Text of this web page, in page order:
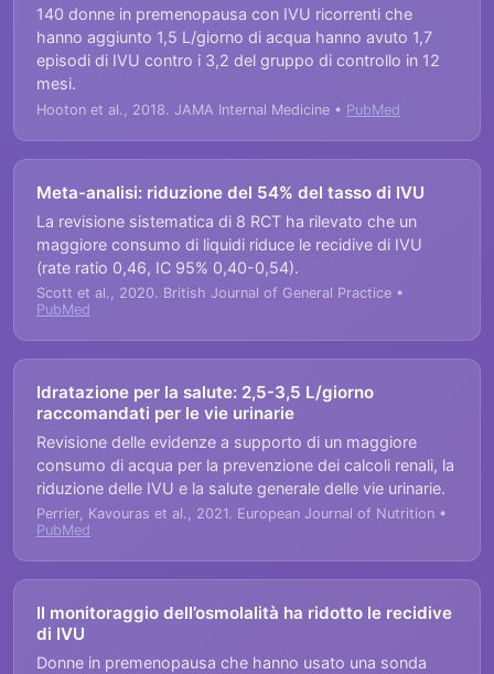
140 donne in premenopausa con IVU ricorrenti che
hanno aggiunto 1,5 L/giorno di acqua hanno avuto 1,7
episodi di IVU contro i 3,2 del gruppo di controllo in 12
mesi.
Hooton et al., 2018. JAMA Internal Medicine • PubMed
Meta-analisi: riduzione del 54% del tasso di IVU
La revisione sistematica di 8 RCT ha rilevato che un
maggiore consumo di liquidi riduce le recidive di IVU
(rate ratio 0,46, IC 95% 0,40-0,54).
Scott et al., 2020. British Journal of General Practice •
PubMed
Idratazione per la salute: 2,5-3,5 L/giorno
raccomandati per le vie urinarie
Revisione delle evidenze a supporto di un maggiore
consumo di acqua per la prevenzione dei calcoli renali, la
riduzione delle IVU e la salute generale delle vie urinarie.
Perrier, Kavouras et al., 2021. European Journal of Nutrition •
PubMed
Il monitoraggio dell’osmolalità ha ridotto le recidive
di IVU
Donne in premenopausa che hanno usato una sonda